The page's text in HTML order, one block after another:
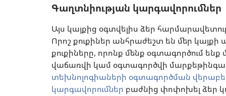
Գաղտնիության կարգավորումներ
Այս կայքից օգտվելիս ձեր
Որոշ քուքիներ անհրաժեշտ են մեր կայքի
քուքիները, որոնք մենք օգտագործում ենք
վաճառվի կամ օգտագործվի
տեխնոլոգիաների օգտագործման
կարգավորումներ բաժնից փոփոխել ձեր